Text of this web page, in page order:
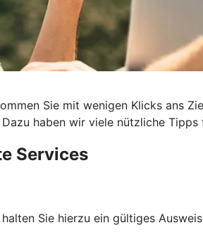
Sie mit wenigen Klicks ans
haben wir viele nützliche Tipps
Services
Sie hierzu ein gültiges